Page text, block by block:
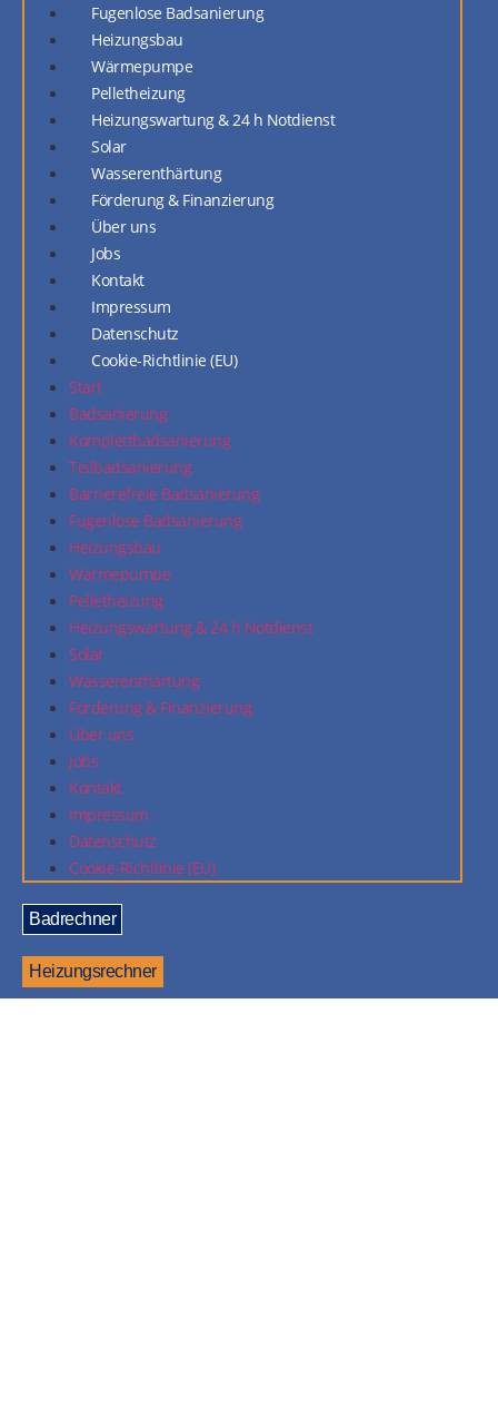
Fugenlose Badsanierung
Heizungsbau
Wärmepumpe
Pelletheizung
Heizungswartung & 24 h Notdienst
Solar
Wasserenthärtung
Förderung & Finanzierung
Über uns
Jobs
Kontakt
Impressum
Datenschutz
Cookie-Richtlinie (EU)
Start
Badsanierung
Komplettbadsanierung
Teilbadsanierung
Barrierefreie Badsanierung
Fugenlose Badsanierung
Heizungsbau
Wärmepumpe
Pelletheizung
Heizungswartung & 24 h Notdienst
Solar
Wasserenthärtung
Förderung & Finanzierung
Über uns
Jobs
Kontakt
Impressum
Datenschutz
Cookie-Richtlinie (EU)
Badrechner
Heizungsrechner